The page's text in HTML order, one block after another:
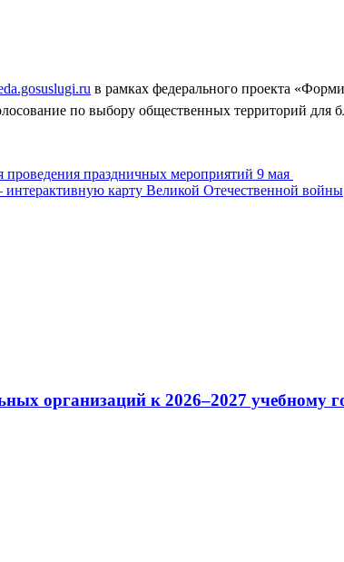
в рамках федерального проекта
по выбору общественных территорий для
праздничных мероприятий 9 мая
карту Великой Отечественной войны
организаций к 2026–2027 учебному